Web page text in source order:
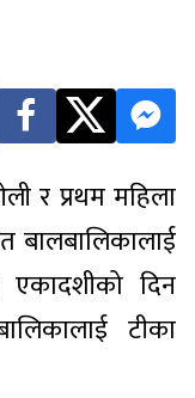
र प्रथम महिला
बालबालिकालाई
दिन
टीका